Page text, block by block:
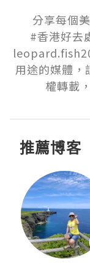
分享每個
#香港好去
用途的媒體，
權轉載
推薦博客